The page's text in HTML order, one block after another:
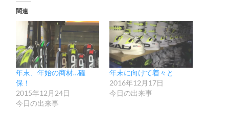
関連
年末、年始の商材…確
保！
2015年12月24日
今日の出来事
年末に向けて着々と
2016年12月17日
今日の出来事